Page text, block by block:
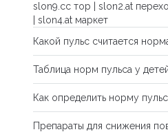
slon9.cc тор slon2.at
slon4.at маркет
Какой пульс считается
Таблица норм пульса у
Как определить норму
Препараты для снижения